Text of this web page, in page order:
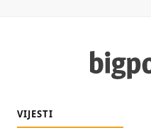
VIJESTI